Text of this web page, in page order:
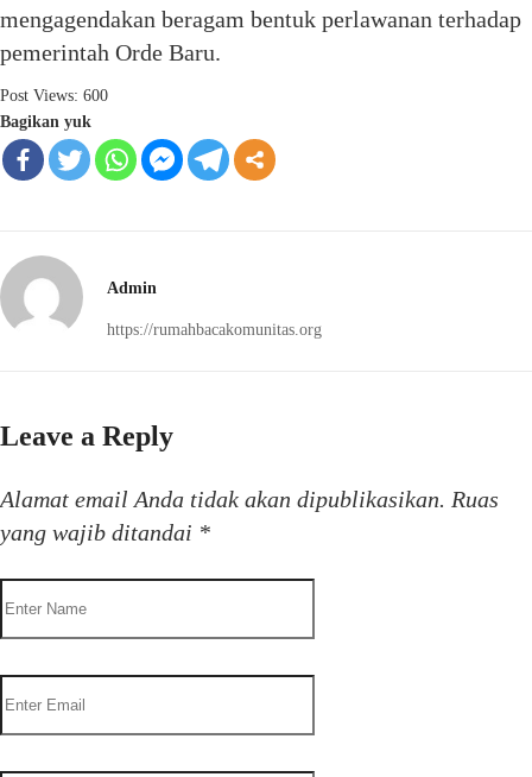
mengagendakan beragam bentuk perlawanan terhadap
pemerintah Orde Baru.
Post Views: 600
Bagikan yuk
Admin
https://rumahbacakomunitas.org
Leave a Reply
Alamat email Anda tidak akan dipublikasikan. Ruas
yang wajib ditandai *